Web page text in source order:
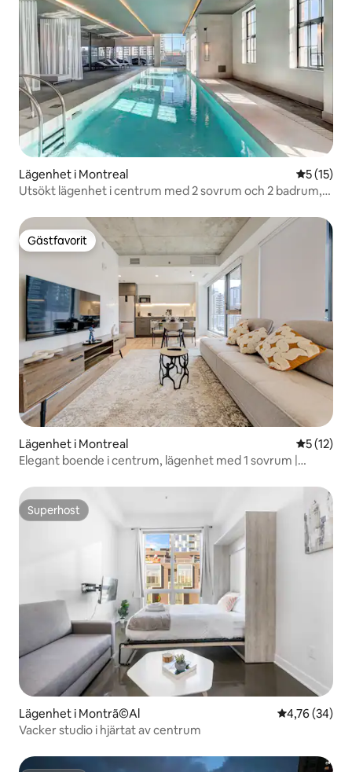
Lägenhet i Montreal 5 av 5 i
5 (15)
Utsökt lägenhet i centrum med 2 sovrum och 2 badrum,
Gästfavorit
Gästfavorit
Lägenhet i Montreal 5 av 5 i
5 (12)
Elegant boende i centrum, lägenhet med 1 sovrum |
Superhost
Superhost
Lägenhet i Montrã©Al 4,76 av 5 i
4,76 (34)
Vacker studio i hjärtat av centrum